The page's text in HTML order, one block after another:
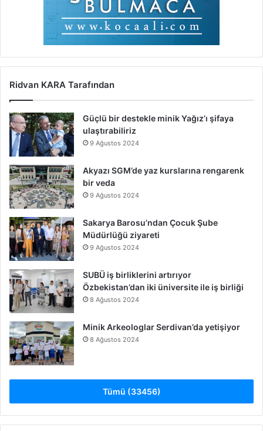
Ridvan KARA Tarafından
Güçlü bir destekle minik Yağız’ı şifaya
ulaştırabiliriz
9 Ağustos 2024
Akyazı SGM’de yaz kurslarına rengarenk
bir veda
9 Ağustos 2024
Sakarya Barosu’ndan Çocuk Şube
Müdürlüğü ziyareti
9 Ağustos 2024
SUBÜ iş birliklerini artırıyor
Özbekistan’dan iki üniversite ile iş birliği
8 Ağustos 2024
Minik Arkeologlar Serdivan’da yetişiyor
8 Ağustos 2024
Tümü (33456)